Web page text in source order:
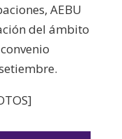
AEBU
del ámbito